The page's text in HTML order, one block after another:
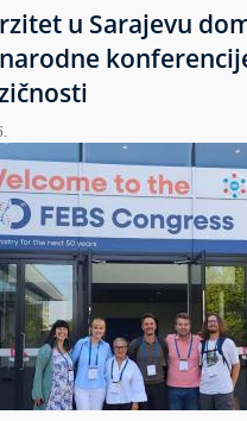
u Sarajevu